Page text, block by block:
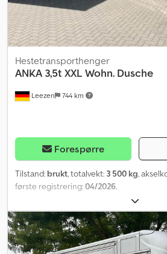
Leezen 744 km
Hestetransporthenger
ANKA 3,5t XXL Wohn. Dusche
Forespørre
Tilstand: brukt, totalvekt: 3 500 kg,
første registrering:04/2026,